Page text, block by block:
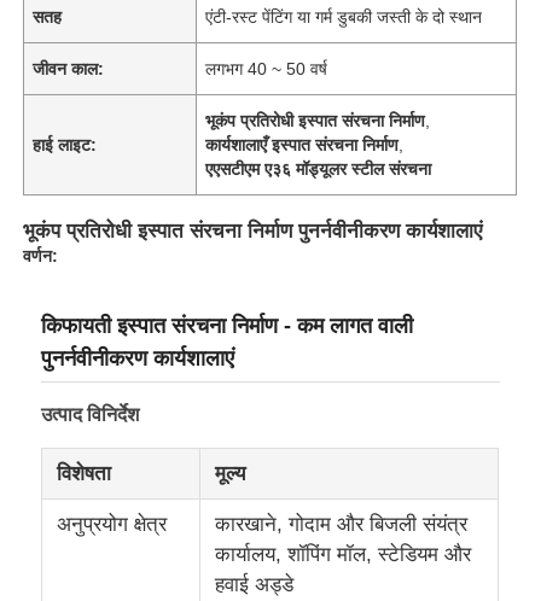
सतह एंटी-रस्ट पेंटिंग या गर्म डुबकी जस्ती के दो स्थान
जीवन काल: लगभग 40 ~ 50 वर्ष
हाई लाइट:
भूकंप प्रतिरोधी इस्पात संरचना निर्माण,
कार्यशालाएँ इस्पात संरचना निर्माण,
एएसटीएम ए३६ मॉड्यूलर स्टील संरचना
भूकंप प्रतिरोधी इस्पात संरचना निर्माण पुनर्नवीनीकरण कार्यशालाएं
वर्णन:
किफायती इस्पात संरचना निर्माण - कम लागत वाली
पुनर्नवीनीकरण कार्यशालाएं
उत्पाद विनिर्देश
विशेषता मूल्य
अनुप्रयोग क्षेत्र
कारखाने, गोदाम और बिजली संयंत्र
कार्यालय, शॉपिंग मॉल, स्टेडियम और
हवाई अड्डे